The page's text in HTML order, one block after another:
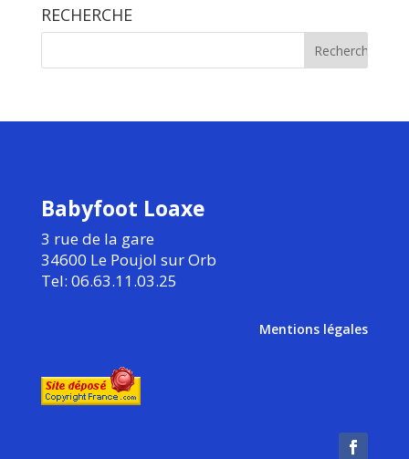
RECHERCHE
Babyfoot Loaxe
3 rue de la gare
34600 Le Poujol sur Orb
Tel: 06.63.11.03.25
Mentions légales